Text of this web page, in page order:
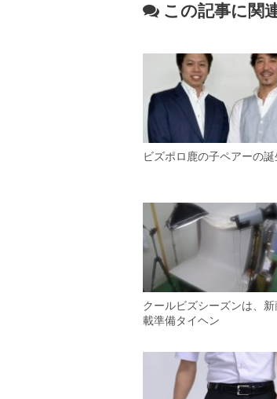
この記事に関
ビズポロ鹿の子ペアーの誕
クールビズシーズンは、新
載準備タイヘン